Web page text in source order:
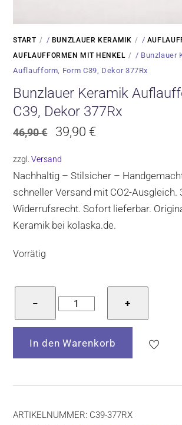
START / BUNZLAUER KERAMIK /
AUFLAUFFORMEN MIT HENKEL
/ Bunzlauer
Auflaufform, Form C39, Dekor 377Rx
Bunzlauer Keramik
C39, Dekor 377Rx
46,90€
Ursprünglicher
war:
46,90 €
39,90 €Aktueller
39,90 €.
zzgl.Versand
Nachhaltig – Stilsicher –
schneller Versand mit CO2-Ausgleich.
Widerrufsrecht. Sofort lieferbar.
Keramik bei kolaska.de.
Vorrätig
−
Bunzlauer
Keramik
Auflaufform,
Form
C39,
Menge
+
In den Warenkorb
ARTIKELNUMMER: C39-377RX